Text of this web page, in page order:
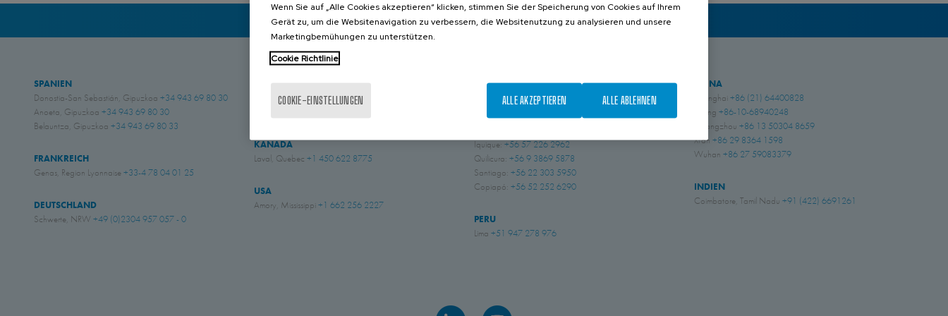
KONTAKT
SPANIEN
Donostia-San Sebastián, Gipuzkoa +34 943 69 80 30
Anoeta, Gipuzkoa +34 943 69 80 30
Belauntza, Gipuzkoa +34 943 69 80 33
FRANKREICH
Genas, Region Lyonnaise+33-4 78 04 01 25
DEUTSCHLAND
Schwerte, NRW +49 (0)2304 957 057 - 0
GROSS BRITANIEN
Chichester, West Sussex+44 (0) 1243 810240
KANADA
Laval, Quebec +1 450 622 8775
USA
Amory, Mississippi +1 662 256 2227
BRASILIEN
Indaiatuba, São Paulo+55 (19) 3935 5369
Iquique:+56 57 226 2962
Quilicura: +56 9 3869 5878
Santiago: +56 22 303 5950
Copiapó: +56 52 252 6290
PERU
Lima +51 947 278 976
CHINA
Shanghai +86 (21) 64400828
Beijing +86-10-68940248
Guangzhou +86 13 50304 8659
Xi'an +86 29 8364 1598
Wuhan +86 27 59083379
INDIEN
Coimbatore, Tamil Nadu +91 (422) 6691261
Wenn Sie auf „Alle Cookies akzeptieren“ klicken, stimmen Sie der Speicherung von Cookies auf Ihrem
Gerät zu, um die Websitenavigation zu verbessern, die Websitenutzung zu analysieren und unsere
Marketingbemühungen zu unterstützen.
Cookie Richtlinie
COOKIE-EINSTELLUNGEN ALLE ABLEHNEN
ALLE AKZEPTIEREN